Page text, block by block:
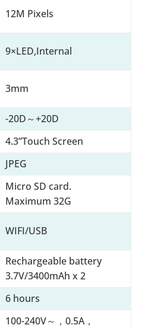
12M Pixels
9×LED,Internal
3mm
-20D～+20D
4.3”Touch Screen
JPEG
Micro SD card.
Maximum 32G
WIFI/USB
Rechargeable battery
3.7V/3400mAh x 2
6 hours
100-240V～，0.5A，